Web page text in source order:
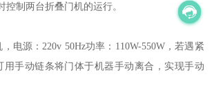
制两台折叠门机的运行。
源：220v 50Hz功率：110W-550W，若遇紧
用手动链条将门体于机器手动离合，实现手动